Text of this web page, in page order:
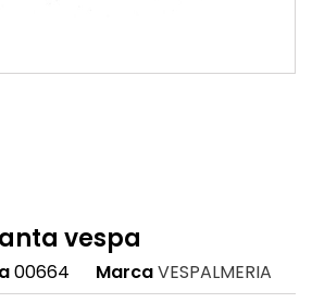
vespa
00664 MarcaVESPALMERIA